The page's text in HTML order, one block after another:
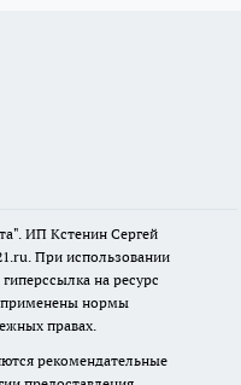
ИП Кстенин Сергей
При использовании
на ресурс
применены нормы
правах.
рекомендательные